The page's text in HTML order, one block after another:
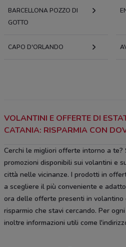
BARCELLONA POZZO DI
GOTTO
CAPO D'ORLANDO
VOLANTINI E OFFERTE DI
CATANIA: RISPARMIA CON
Cerchi le migliori offerte intorno a te?
promozioni disponibili sui volantini e
città nelle vicinanze. I prodotti in
a scegliere il più conveniente e
ora delle offerte presenti in volantino
risparmio che stavi cercando. Per
inoltre informazioni utili come